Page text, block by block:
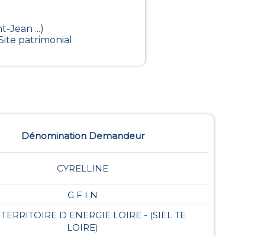
Jean ...)
patrimonial
Dénomination Demandeur
CYRELLINE
G F I N
D ENERGIE LOIRE - (SIEL TE
LOIRE)